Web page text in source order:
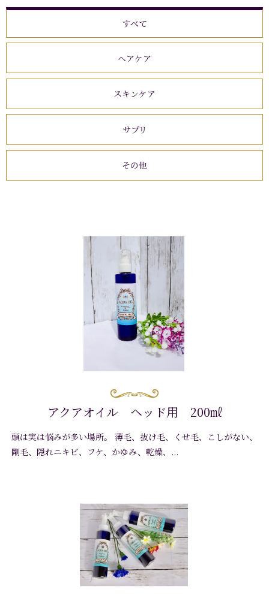
すべて
ヘアケア
スキンケア
サプリ
その他
さらに詳しく
アクアオイル ヘッド用 200㎖
頭は実は悩みが多い場所。 薄毛、抜け毛、くせ毛、こしがない、
剛毛、隠れニキビ、フケ、かゆみ、乾燥、...